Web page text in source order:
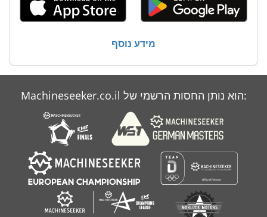
מידע נוסף
Machineseeker.co.il הוא נותן החסות הרשמי של: